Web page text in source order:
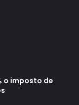
o imposto de